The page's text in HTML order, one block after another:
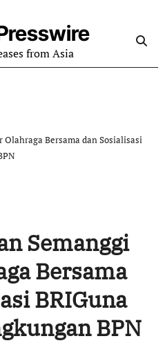
from Asia
Olahraga Bersama dan Sosialisasi
Semanggi
Bersama
BRIGuna
BPN